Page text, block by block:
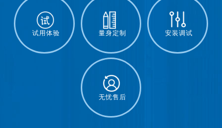
试用体验 量身定制 安装调试
无忧售后